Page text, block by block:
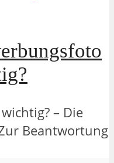
– Die
Beantwortung